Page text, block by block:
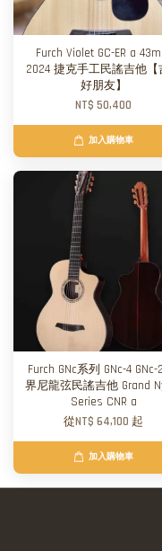
Furch Violet GC-ER a
2024 捷克手工民謠吉他【
好朋友】
NT$ 50,400
加入購物車
Furch GNc系列 GNc-4
界尼龍弦民謠吉他 Grand
Series CNR a
從NT$ 64,100起
加入購物車